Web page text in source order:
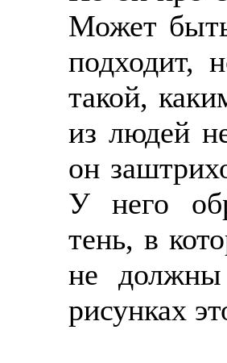
Может
подходит,
такой,
из людей
он
У него
тень, в
не
рисунках